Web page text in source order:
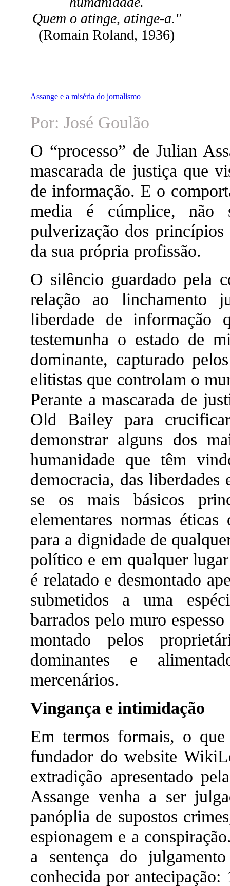
Quem o atinge, atinge-a."
(Romain Roland, 1936)
Assange e a miséria do jornalismo
Por: José Goulão
O “processo” de Julian
mascarada de justiça que
de informação. E o
media é cúmplice,
pulverização dos
da sua própria profissão.
O silêncio guardado pela
relação ao linchamento
liberdade de informação
testemunha o estado de
dominante, capturado
elitistas que controlam o
Perante a mascarada de
Old Bailey para
demonstrar alguns dos
humanidade que têm
democracia, das
se os mais básicos
elementares normas
para a dignidade de
político e em qualquer
é relatado e desmontado
submetidos a uma
barrados pelo muro
montado pelos
dominantes e
mercenários.
Vingança e intimidação
Em termos formais, o
fundador do website
extradição apresentado
Assange venha a ser
panóplia de supostos
espionagem e a
a sentença do
conhecida por